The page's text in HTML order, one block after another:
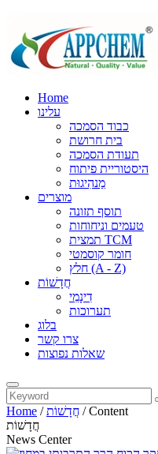
Home
עלינו
כבוד הסמכה
בית חרושת
תעודת הסמכה
היסטוריית פיתוח
מַנהִיגוּת
מוצרים
תוסף תזונה
טעמים וניחוחות
תמצית TCM
חומר קוסמטי
חלץ (A - Z)
חֲדָשׁוֹת
דִינָמִי
תערוכות
בלוג
צרו קשר
שאלות נפוצות
Home /חֲדָשׁוֹת /Content
חֲדָשׁוֹת
News Center